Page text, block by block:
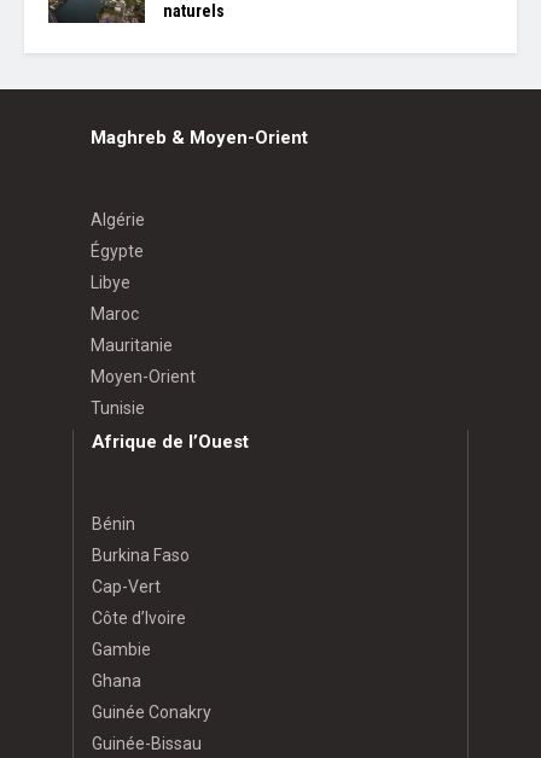
naturels
Maghreb & Moyen-Orient
Algérie
Égypte
Libye
Maroc
Mauritanie
Moyen-Orient
Tunisie
Afrique de l’Ouest
Bénin
Burkina Faso
Cap-Vert
Côte d’Ivoire
Gambie
Ghana
Guinée Conakry
Guinée-Bissau